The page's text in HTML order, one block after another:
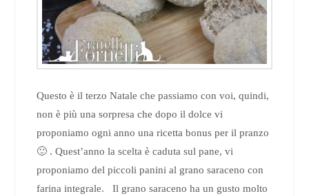
Questo è il terzo Natale che passiamo con voi, quindi,
non è più una sorpresa che dopo il dolce vi
proponiamo ogni anno una ricetta bonus per il pranzo
🙂 . Quest’anno la scelta è caduta sul pane, vi
proponiamo del piccoli panini al grano saraceno con
farina integrale. Il grano saraceno ha un gusto molto